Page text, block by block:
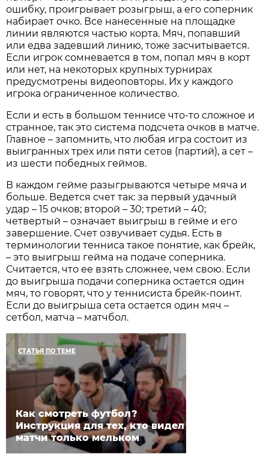
ошибку, проигрывает розыгрыш, а его соперник
набирает очко. Все нанесенные на площадке
линии являются частью корта. Мяч, попавший
или едва задевший линию, тоже засчитывается.
Если игрок сомневается в том, попал мяч в корт
или нет, на некоторых крупных турнирах
предусмотрены видеоповторы. Их у каждого
игрока ограниченное количество.
Если и есть в большом теннисе что-то сложное и
странное, так это система подсчета очков в матче.
Главное – запомнить, что любая игра состоит из
выигранных трех или пяти сетов (партий), а сет –
из шести победных геймов.
В каждом гейме разыгрываются четыре мяча и
больше. Ведется счет так: за первый удачный
удар – 15 очков; второй – 30; третий – 40;
четвертый – означает выигрыш в гейме и его
завершение. Счет озвучивает судья. Есть в
терминологии тенниса такое понятие, как брейк,
– это выигрыш гейма на подаче соперника.
Считается, что ее взять сложнее, чем свою. Если
до выигрыша подачи соперника остается один
мяч, то говорят, что у теннисиста брейк-поинт.
Если до выигрыша сета остается один мяч –
сетбол, матча – матчбол.
СТАТЬЯ ПО ТЕМЕ
Как смотреть футбол?
Инструкция для тех, кто видел
матчи только мельком